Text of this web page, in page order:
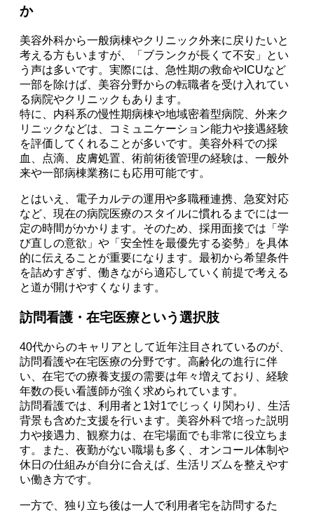
か
美容外科から一般病棟やクリニック外来に戻りたいと
考える方もいますが、「ブランクが長くて不安」とい
う声は多いです。実際には、急性期の救命やICUなど
一部を除けば、美容分野からの転職者を受け入れてい
る病院やクリニックもあります。
特に、内科系の慢性期病棟や地域密着型病院、外来ク
リニックなどは、コミュニケーション能力や接遇経験
を評価してくれることが多いです。美容外科での採
血、点滴、皮膚処置、術前術後管理の経験は、一般外
来や一部病棟業務にも応用可能です。
とはいえ、電子カルテの運用や多職種連携、急変対応
など、現在の病院医療のスタイルに慣れるまでには一
定の時間がかかります。そのため、採用面接では「学
び直しの意欲」や「安全性を最優先する姿勢」を具体
的に伝えることが重要になります。最初から希望条件
を詰めすぎず、働きながら適応していく前提で考える
と道が開けやすくなります。
訪問看護・在宅医療という選択肢
40代からのキャリアとして近年注目されているのが、
訪問看護や在宅医療の分野です。高齢化の進行に伴
い、在宅での療養支援の需要は年々増えており、経験
年数の長い看護師が強く求められています。
訪問看護では、利用者と1対1でじっくり関わり、生活
背景も含めた支援を行います。美容外科で培った説明
力や接遇力、観察力は、在宅場面でも非常に役立ちま
す。また、夜勤がない職場も多く、オンコール体制や
休日の仕組みが自分に合えば、生活リズムを整えやす
い働き方です。
一方で、独り立ち後は一人で利用者宅を訪問するた